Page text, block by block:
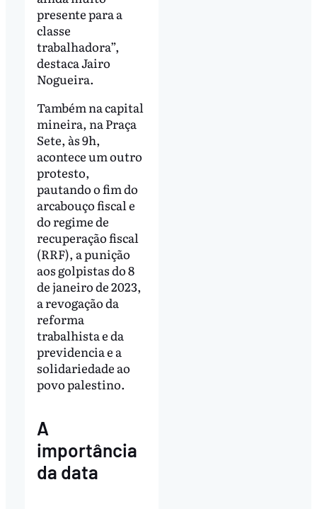
presente para a
classe
trabalhadora”,
destaca Jairo
Nogueira.
Também na capital
mineira, na Praça
Sete, às 9h,
acontece um outro
protesto,
pautando o fim do
arcabouço fiscal e
do regime de
recuperação fiscal
(RRF), a punição
aos golpistas do 8
de janeiro de 2023,
a revogação da
reforma
trabalhista e da
previdencia e a
solidariedade ao
povo palestino.
A
importância
da data